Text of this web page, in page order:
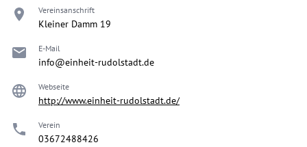
Vereinsanschrift
Kleiner Damm 19
E-Mail
info@einheit-rudolstadt.de
Webseite
http://www.einheit-rudolstadt.de/
Verein
03672488426